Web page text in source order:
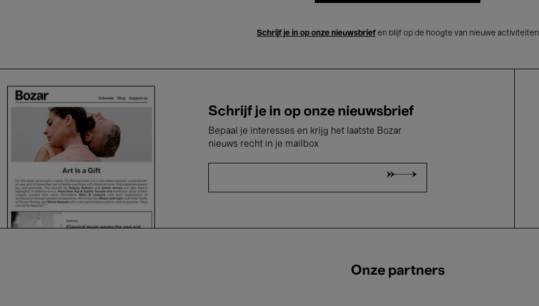
Schrijf je in op onze nieuwsbriefen blijf op de hoogte van nieuwe activiteiten
Schrijf je in op onze nieuwsbrief
Bepaal je interesses en krijg het laatste Bozar
nieuws recht in je mailbox
Onze partners